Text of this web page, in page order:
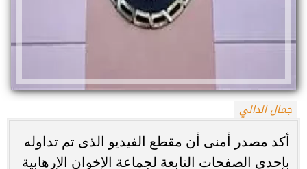
جمال الدالي
أكد مصدر أمنى أن مقطع الفيديو الذى تم تداوله
بإحدى الصفحات التابعة لجماعة الإخوان الإرهابية